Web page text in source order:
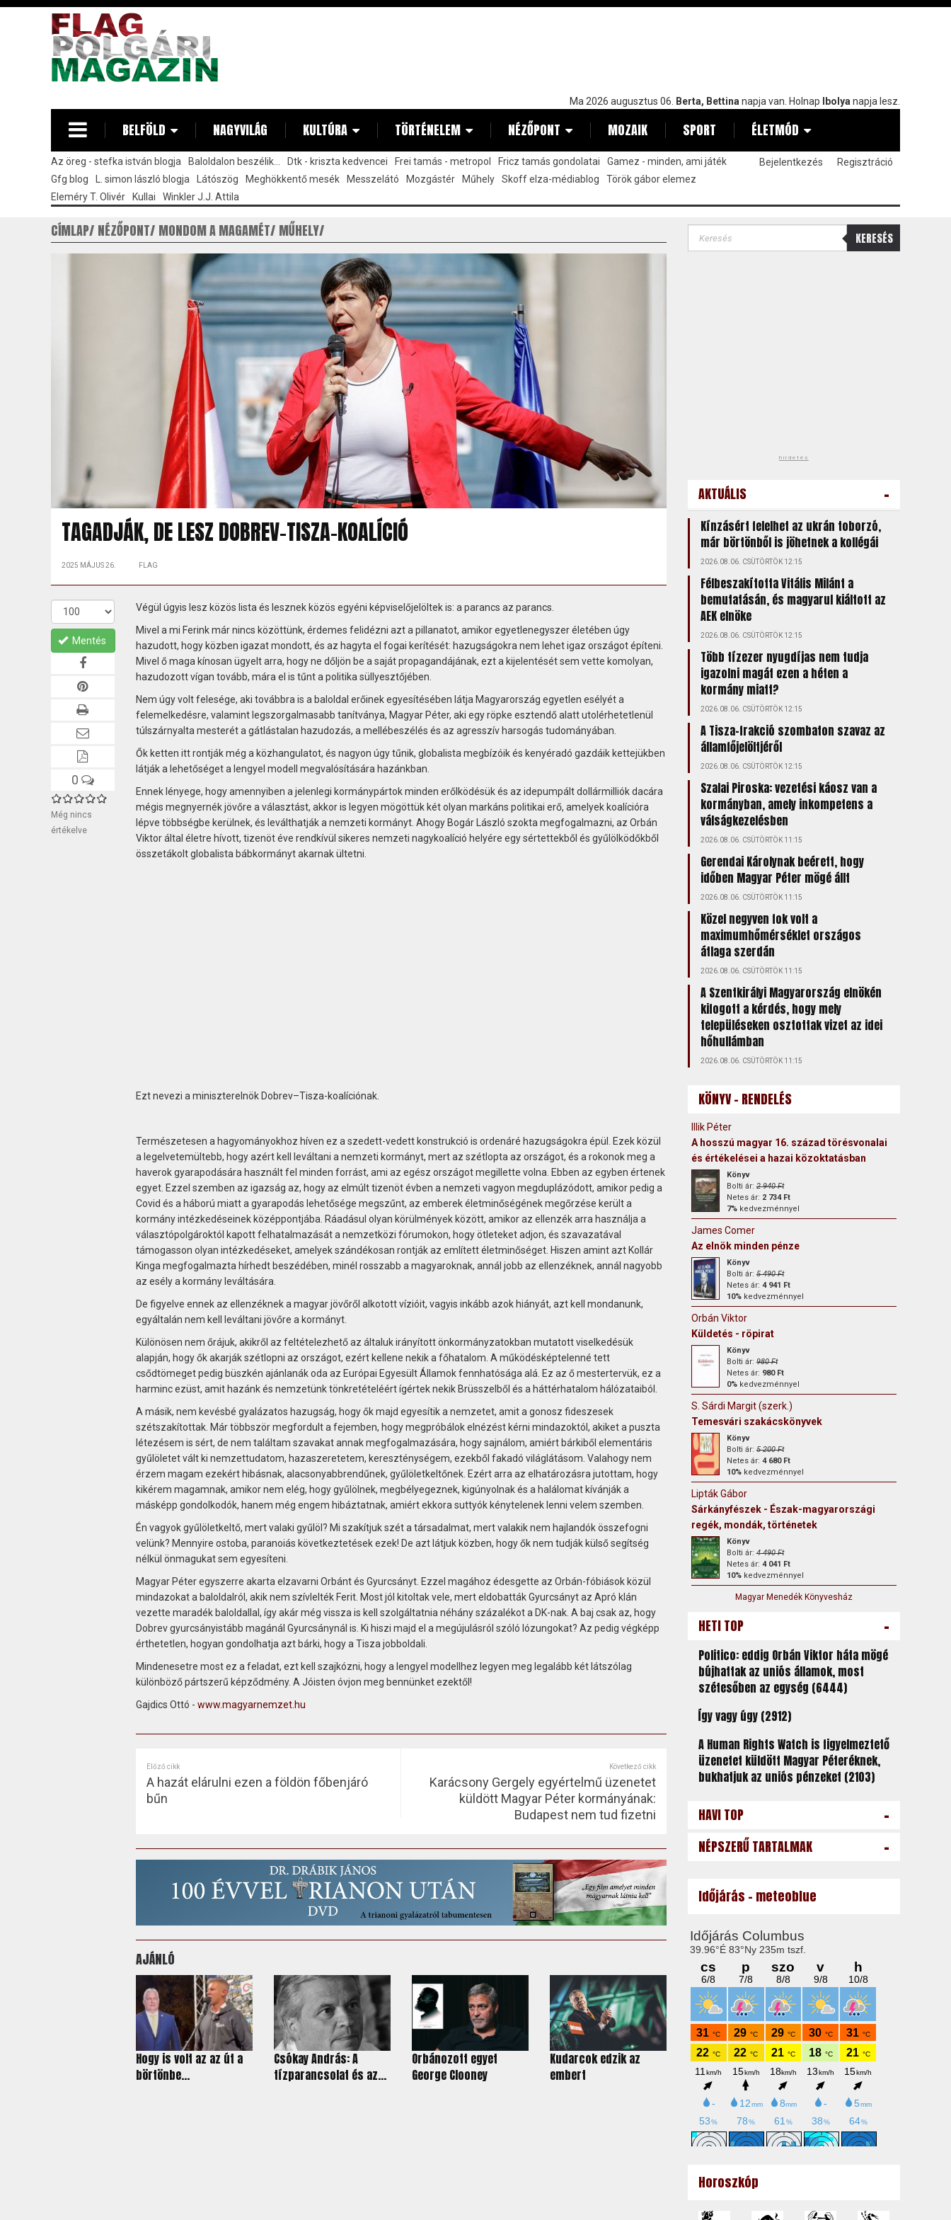
Ma 2026 augusztus 06. Berta, Bettina napja van. Holnap Ibolya napja lesz.
BELFÖLD NAGYVILÁG KULTÚRA TÖRTÉNELEM NÉZŐPONT MOZAIK SPORT ÉLETMÓD
Az öreg - stefka istván blogja Baloldalon beszélik... Dtk - kriszta kedvencei Frei tamás - metropol Fricz tamás gondolatai
Gamez - minden, ami játék
Gfg blog
L. simon lászló blogja Látószög Meghökkentő mesék Messzelátó Mozgástér Műhely Skoff elza-médiablog
Török gábor elemez
Eleméry T. Olivér
Kullai Winkler J.J. Attila
Bejelentkezés Regisztráció
CÍMLAP NÉZŐPONT MONDOM A MAGAMÉT MŰHELY
TAGADJÁK, DE LESZ DOBREV–TISZA-KOALÍCIÓ
2025 MÁJUS 26. FLAG
Mentés
0
Még nincs
értékelve
Végül úgyis lesz közös lista és lesznek közös egyéni képviselőjelöltek is: a parancs az parancs.
Mivel a mi Ferink már nincs közöttünk, érdemes felidézni azt a pillanatot, amikor egyetlenegyszer életében úgy
hazudott, hogy közben igazat mondott, és az hagyta el fogai kerítését: hazugságokra nem lehet igaz országot építeni.
Mivel ő maga kínosan ügyelt arra, hogy ne dőljön be a saját propagandájának, ezt a kijelentését sem vette komolyan,
hazudozott vígan tovább, mára el is tűnt a politika süllyesztőjében.
Nem úgy volt felesége, aki továbbra is a baloldal erőinek egyesítésében látja Magyarország egyetlen esélyét a
felemelkedésre, valamint legszorgalmasabb tanítványa, Magyar Péter, aki egy röpke esztendő alatt utolérhetetlenül
túlszárnyalta mesterét a gátlástalan hazudozás, a mellébeszélés és az agresszív harsogás tudományában.
Ők ketten itt rontják még a közhangulatot, és nagyon úgy tűnik, globalista megbízóik és kenyéradó gazdáik kettejükben
látják a lehetőséget a lengyel modell megvalósítására hazánkban.
Ennek lényege, hogy amennyiben a jelenlegi kormánypártok minden erőlködésük és az idepumpált dollármilliók dacára
mégis megnyernék jövőre a választást, akkor is legyen mögöttük két olyan markáns politikai erő, amelyek koalícióra
lépve többségbe kerülnek, és leválthatják a nemzeti kormányt. Ahogy Bogár László szokta megfogalmazni, az Orbán
Viktor által életre hívott, tizenöt éve rendkívül sikeres nemzeti nagykoalíció helyére egy sértettekből és gyűlölködőkből
összetákolt globalista bábkormányt akarnak ültetni.
Ezt nevezi a miniszterelnök Dobrev–Tisza-koalíciónak.
Természetesen a hagyományokhoz híven ez a szedett-vedett konstrukció is ordenáré hazugságokra épül. Ezek közül
a legelvetemültebb, hogy azért kell leváltani a nemzeti kormányt, mert az szétlopta az országot, és a rokonok meg a
haverok gyarapodására használt fel minden forrást, ami az egész országot megillette volna. Ebben az egyben értenek
egyet. Ezzel szemben az igazság az, hogy az elmúlt tizenöt évben a nemzeti vagyon megduplázódott, amikor pedig a
Covid és a háború miatt a gyarapodás lehetősége megszűnt, az emberek életminőségének megőrzése került a
kormány intézkedéseinek középpontjába. Ráadásul olyan körülmények között, amikor az ellenzék arra használja a
választópolgároktól kapott felhatalmazását a nemzetközi fórumokon, hogy ötleteket adjon, és szavazatával
támogasson olyan intézkedéseket, amelyek szándékosan rontják az említett életminőséget. Hiszen amint azt Kollár
Kinga megfogalmazta hírhedt beszédében, minél rosszabb a magyaroknak, annál jobb az ellenzéknek, annál nagyobb
az esély a kormány leváltására.
De figyelve ennek az ellenzéknek a magyar jövőről alkotott vízióit, vagyis inkább azok hiányát, azt kell mondanunk,
egyáltalán nem kell leváltani jövőre a kormányt.
Különösen nem őrájuk, akikről az feltételezhető az általuk irányított önkormányzatokban mutatott viselkedésük
alapján, hogy ők akarják szétlopni az országot, ezért kellene nekik a főhatalom. A működésképtelenné tett
csődtömeget pedig büszkén ajánlanák oda az Európai Egyesült Államok fennhatósága alá. Ez az ő mestertervük, ez a
harminc ezüst, amit hazánk és nemzetünk tönkretételéért ígértek nekik Brüsszelből és a háttérhatalom hálózataiból.
A másik, nem kevésbé gyalázatos hazugság, hogy ők majd egyesítik a nemzetet, amit a gonosz fideszesek
szétszakítottak. Már többször megfordult a fejemben, hogy megpróbálok elnézést kérni mindazoktól, akiket a puszta
létezésem is sért, de nem találtam szavakat annak megfogalmazására, hogy sajnálom, amiért bárkiből elementáris
gyűlöletet vált ki nemzettudatom, hazaszeretetem, kereszténységem, ezekből fakadó világlátásom. Valahogy nem
érzem magam ezekért hibásnak, alacsonyabbrendűnek, gyűlöletkeltőnek. Ezért arra az elhatározásra jutottam, hogy
kikérem magamnak, amikor nem elég, hogy gyűlölnek, megbélyegeznek, kigúnyolnak és a halálomat kívánják a
másképp gondolkodók, hanem még engem hibáztatnak, amiért ekkora suttyók kénytelenek lenni velem szemben.
Én vagyok gyűlöletkeltő, mert valaki gyűlöl? Mi szakítjuk szét a társadalmat, mert valakik nem hajlandók összefogni
velünk? Mennyire ostoba, paranoiás következtetések ezek! De azt látjuk közben, hogy ők nem tudják külső segítség
nélkül önmagukat sem egyesíteni.
Magyar Péter egyszerre akarta elzavarni Orbánt és Gyurcsányt. Ezzel magához édesgette az Orbán-fóbiások közül
mindazokat a baloldalról, akik nem szívlelték Ferit. Most jól kitoltak vele, mert eldobatták Gyurcsányt az Apró klán
vezette maradék baloldallal, így akár még vissza is kell szolgáltatnia néhány százalékot a DK-nak. A baj csak az, hogy
Dobrev gyurcsányistább magánál Gyurcsánynál is. Ki hiszi majd el a megújulásról szóló lózungokat? Az pedig végképp
érthetetlen, hogyan gondolhatja azt bárki, hogy a Tisza jobboldali.
Mindenesetre most ez a feladat, ezt kell szajkózni, hogy a lengyel modellhez legyen meg legalább két látszólag
különböző pártszerű képződmény. A Jóisten óvjon meg bennünket ezektől!
Gajdics Ottó - www.magyarnemzet.hu
Előző cikk
A hazát elárulni ezen a földön főbenjáró
bűn
Következő cikk
Karácsony Gergely egyértelmű üzenetet
küldött Magyar Péter kormányának:
Budapest nem tud fizetni
AJÁNLÓ
Hogy is volt az az út a
börtönbe...
Csókay András: A
tízparancsolat és az...
Orbánozott egyet
George Clooney
Kudarcok edzik az
embert
KERESÉS
hirdetés
AKTUÁLIS -
Kínzásért felelhet az ukrán toborzó,
már börtönből is jöhetnek a kollégái
2026.08.06. CSÜTÖRTÖK 12:15
Félbeszakította Vitális Milánt a
bemutatásán, és magyarul kiáltott az
AEK elnöke
2026.08.06. CSÜTÖRTÖK 12:15
Több tízezer nyugdíjas nem tudja
igazolni magát ezen a héten a
kormány miatt?
2026.08.06. CSÜTÖRTÖK 12:15
A Tisza-frakció szombaton szavaz az
államfőjelöltjéről
2026.08.06. CSÜTÖRTÖK 12:15
Szalai Piroska: vezetési káosz van a
kormányban, amely inkompetens a
válságkezelésben
2026.08.06. CSÜTÖRTÖK 11:15
Gerendai Károlynak beérett, hogy
időben Magyar Péter mögé állt
2026.08.06. CSÜTÖRTÖK 11:15
Közel negyven fok volt a
maximumhőmérséklet országos
átlaga szerdán
2026.08.06. CSÜTÖRTÖK 11:15
A Szentkirályi Magyarország elnökén
kifogott a kérdés, hogy mely
településeken osztottak vizet az idei
hőhullámban
2026.08.06. CSÜTÖRTÖK 11:15
KÖNYV - RENDELÉS
Illik Péter
A hosszú magyar 16. század törésvonalai
és értékelései a hazai közoktatásban
Könyv
Bolti ár:2 940 Ft
Netes ár: 2 734 Ft
7%kedvezménnyel
James Comer
Az elnök minden pénze
Könyv
Bolti ár:5 490 Ft
Netes ár: 4 941 Ft
10%kedvezménnyel
Orbán Viktor
Küldetés - röpirat
Könyv
Bolti ár:980 Ft
Netes ár: 980 Ft
0%kedvezménnyel
S. Sárdi Margit (szerk.)
Temesvári szakácskönyvek
Könyv
Bolti ár:5 200 Ft
Netes ár: 4 680 Ft
10%kedvezménnyel
Lipták Gábor
Sárkányfészek - Észak-magyarországi
regék, mondák, történetek
Könyv
Bolti ár:4 490 Ft
Netes ár: 4 041 Ft
10%kedvezménnyel
Magyar Menedék Könyvesház
HETI TOP -
Politico: eddig Orbán Viktor háta mögé
bújhattak az uniós államok, most
szétesőben az egység (6444)
Így vagy úgy (2912)
A Human Rights Watch is figyelmeztető
üzenetet küldött Magyar Péteréknek,
bukhatjuk az uniós pénzeket (2103)
HAVI TOP -
NÉPSZERŰ TARTALMAK -
Időjárás - meteoblue
Horoszkóp